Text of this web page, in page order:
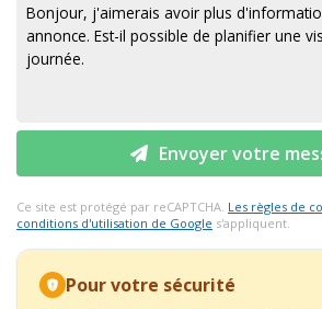
Envoyer votre
Ce site est protégé par reCAPTCHA. Les règles de
conditions d'utilisation de Google s'appliquent.
Pour votre sécurité